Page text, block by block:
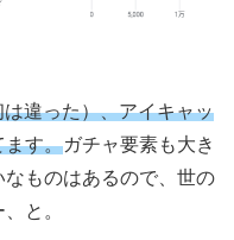
違った）、アイキャッ
ます。ガチャ要素も大き
ものはあるので、世の
と。